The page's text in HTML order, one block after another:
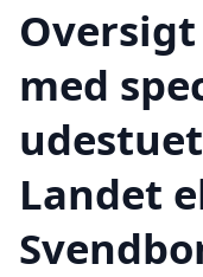
med
Landet